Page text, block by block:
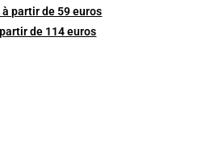
partir de 59 euros
de 114 euros